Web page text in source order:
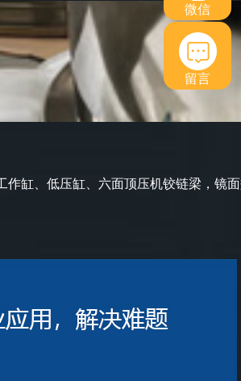
作缸、低压缸、六面顶压机铰链梁，镜
微信
留言